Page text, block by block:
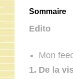
Sommaire
Edito
Mon
1. De la